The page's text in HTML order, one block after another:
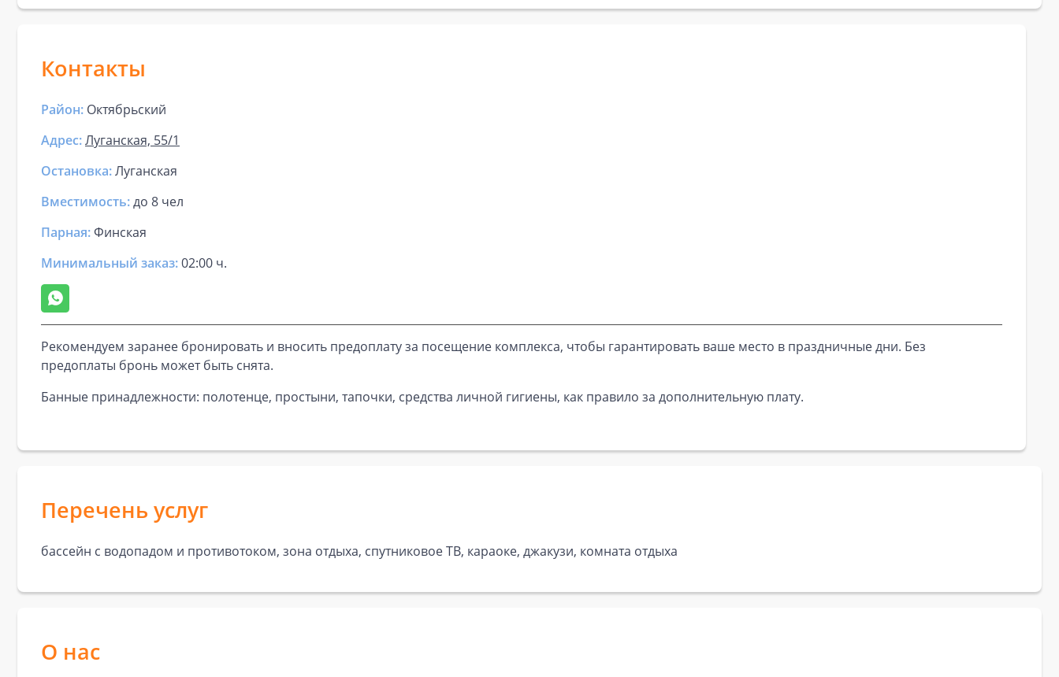
Контакты
Район: Октябрьский
Адрес:Луганская, 55/1
Остановка:Луганская
Вместимость:до 8 чел
Парная:Финская
Минимальный заказ:02:00 ч.
Рекомендуем заранее бронировать и вносить предоплату за посещение комплекса, чтобы гарантировать ваше место в праздничные дни. Без
предоплаты бронь может быть снята.
Банные принадлежности: полотенце, простыни, тапочки, средства личной гигиены, как правило за дополнительную плату.
Перечень услуг
бассейн с водопадом и противотоком, зона отдыха, спутниковое ТВ, караоке, джакузи, комната отдыха
О нас